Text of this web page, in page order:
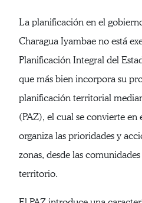
La planificación en el
Charagua Iyambae no está
Planificación Integral del
que más bien incorpora su
planificación territorial
(PAZ), el cual se convierte
organiza las prioridades y
zonas, desde las
territorio.